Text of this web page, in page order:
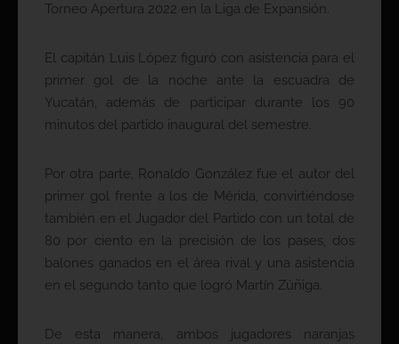
Torneo Apertura 2022 en la Liga de Expansión.
El capitán Luis López figuró con asistencia para el
primer gol de la noche ante la escuadra de
Yucatán, además de participar durante los 90
minutos del partido inaugural del semestre.
Por otra parte, Ronaldo González fue el autor del
primer gol frente a los de Mérida, convirtiéndose
también en el Jugador del Partido con un total de
80 por ciento en la precisión de los pases, dos
balones ganados en el área rival y una asistencia
en el segundo tanto que logró Martín Zúñiga.
De esta manera, ambos jugadores naranjas